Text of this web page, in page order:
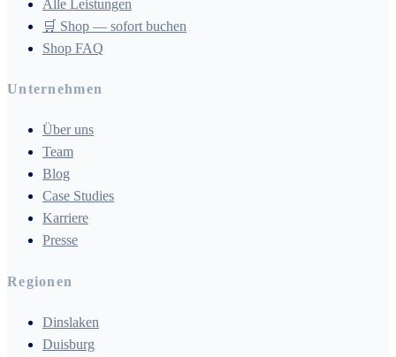
Alle Leistungen
🛒 Shop — sofort buchen
Shop FAQ
Unternehmen
Über uns
Team
Blog
Case Studies
Karriere
Presse
Regionen
Dinslaken
Duisburg